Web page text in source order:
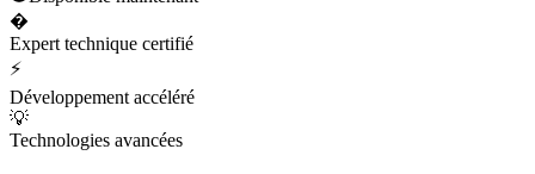
�
Expert technique certifié
⚡
Développement accéléré
💡
Technologies avancées